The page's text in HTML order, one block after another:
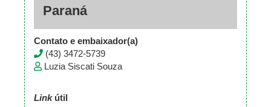
Paraná
Contato e embaixador(a)
(43) 3472-5739
Luzia Siscati Souza
Linkútil